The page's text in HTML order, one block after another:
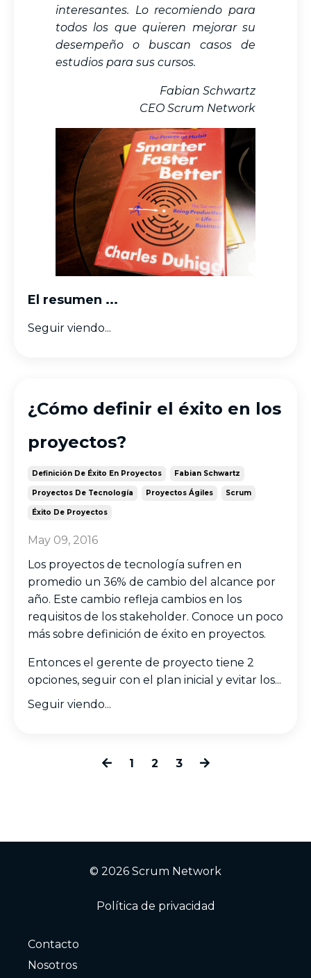
interesantes. Lo recomiendo para
todos los que quieren mejorar su
desempeño o buscan casos de
estudios para sus cursos.
Fabian Schwartz
CEO Scrum Network
El resumen ...
Seguir viendo...
¿Cómo definir el éxito en los
proyectos?
Definición De Éxito En Proyectos Fabian Schwartz
Proyectos De Tecnología Proyectos Ágiles Scrum
Éxito De Proyectos
May 09, 2016
Los proyectos de tecnología sufren en
promedio un 36% de cambio del alcance por
año. Este cambio refleja cambios en los
requisitos de los stakeholder. Conoce un poco
más sobre definición de éxito en proyectos.
Entonces el gerente de proyecto tiene 2
opciones, seguir con el plan inicial y evitar los...
Seguir viendo...
1 2 3
© 2026 Scrum Network
Política de privacidad
Contacto
Nosotros